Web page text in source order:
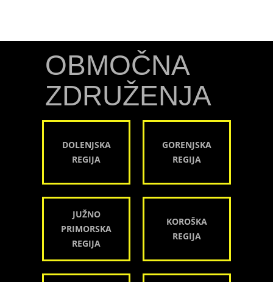
OBMOČNA
ZDRUŽENJA
DOLENJSKA
REGIJA
GORENJSKA
REGIJA
JUŽNO
PRIMORSKA
REGIJA
KOROŠKA
REGIJA